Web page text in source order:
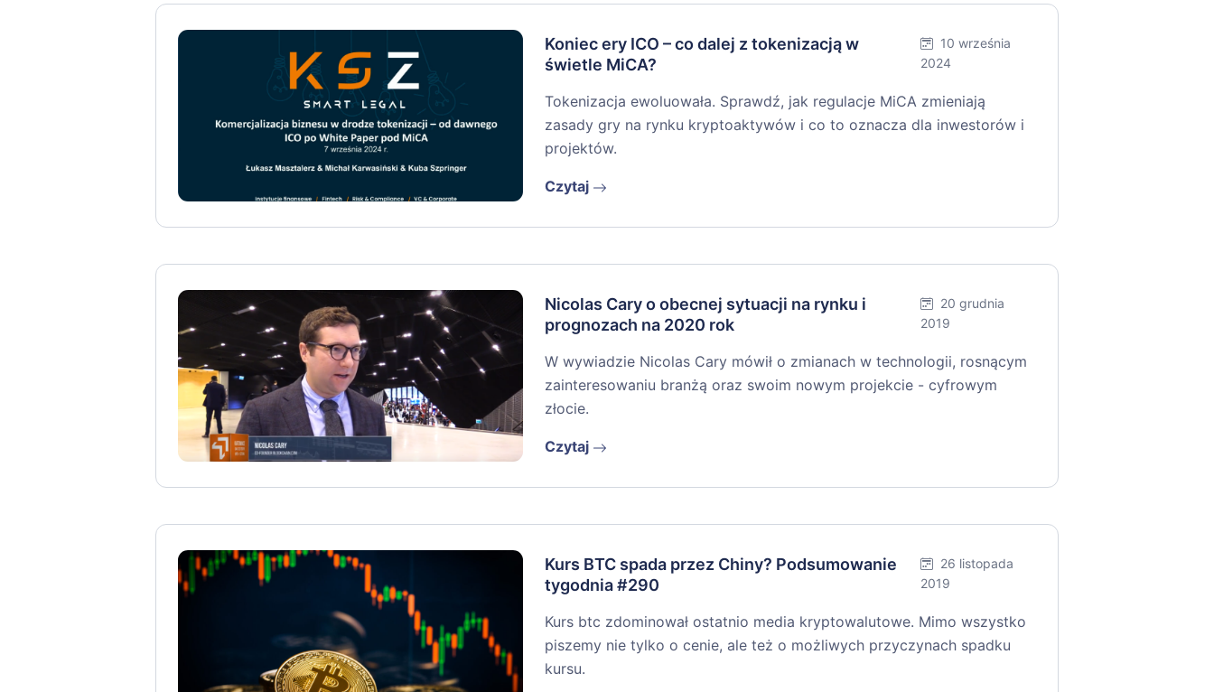
Koniec ery ICO – co dalej z tokenizacją w
świetle MiCA?
10 września
2024
Tokenizacja ewoluowała. Sprawdź, jak regulacje MiCA zmieniają
zasady gry na rynku kryptoaktywów i co to oznacza dla inwestorów i
projektów.
Czytaj
Nicolas Cary o obecnej sytuacji na rynku i
prognozach na 2020 rok
20 grudnia
2019
W wywiadzie Nicolas Cary mówił o zmianach w technologii, rosnącym
zainteresowaniu branżą oraz swoim nowym projekcie - cyfrowym
złocie.
Czytaj
Kurs BTC spada przez Chiny? Podsumowanie
tygodnia #290
26 listopada
2019
Kurs btc zdominował ostatnio media kryptowalutowe. Mimo wszystko
piszemy nie tylko o cenie, ale też o możliwych przyczynach spadku
kursu.